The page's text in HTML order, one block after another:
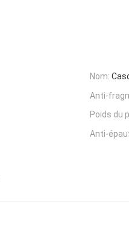
Nom:
Anti-
Poids du
Anti-